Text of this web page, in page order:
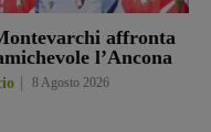
affronta
l’Ancona
8 Agosto 2026